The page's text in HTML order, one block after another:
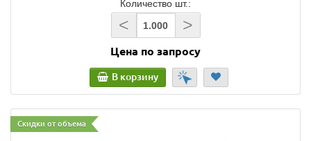
Количество шт.:
< >
Цена по запросу
В корзину
Скидки от объема